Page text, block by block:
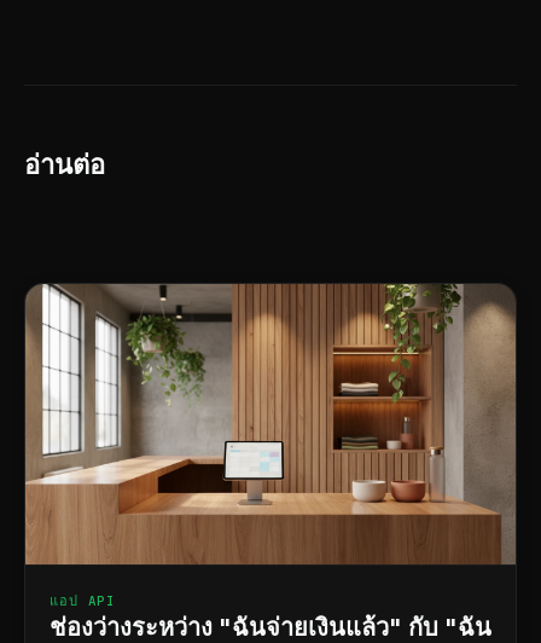
อ่านต่อ
แอป API
ช่องว่างระหว่าง "ฉันจ่ายเงินแล้ว" กับ "ฉัน